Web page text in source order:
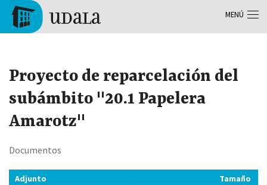
Pasar al contenido principal
Proyecto de reparcelación del
subámbito "20.1 Papelera
Amarotz"
Documentos
Adjunto Tamaño
MENÚ